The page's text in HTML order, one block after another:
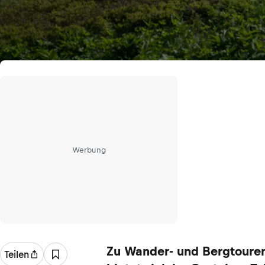
Werbung
Teilen
Zu Wander- und